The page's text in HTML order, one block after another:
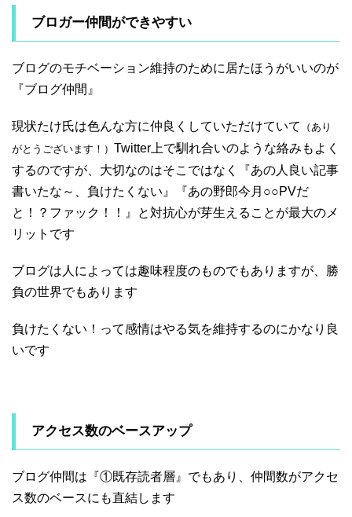
ブロガー仲間ができやすい
ブログのモチベーション維持のために居たほうがいいのが
『ブログ仲間』
現状たけ氏は色んな方に仲良くしていただけていて
（あり
がとうございます！） Twitter上で馴れ合いのような絡みもよく
するのですが、大切なのはそこではなく『あの人良い記事
書いたな～、負けたくない』『あの野郎今月○○PVだ
と！？ファック！！』と対抗心が芽生えることが最大のメ
リットです
ブログは人によっては趣味程度のものでもありますが、勝
負の世界でもあります
負けたくない！って感情はやる気を維持するのにかなり良
いです
アクセス数のベースアップ
ブログ仲間は『①既存読者層』でもあり、仲間数がアクセ
ス数のベースにも直結します